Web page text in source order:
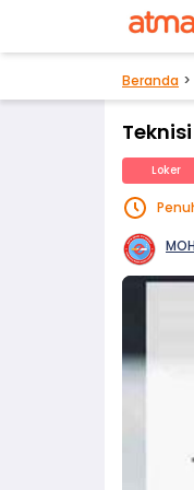
Beranda
Teknisi
Loker